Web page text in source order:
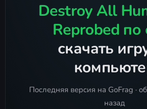
Destroy All
Reprobed по
скачать
Последняя версия на GoFrag ·
назад